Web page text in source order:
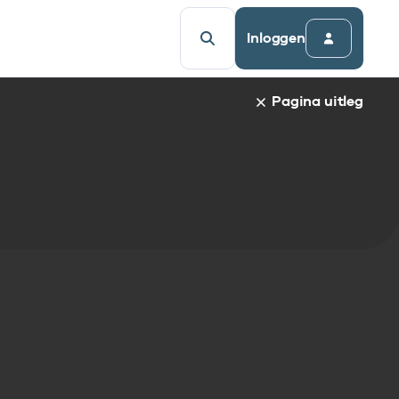
Inloggen
Pagina uitleg
van een specifiek gegevenselement staat de naam van
van de pagina. Om direct naar een bepaalde